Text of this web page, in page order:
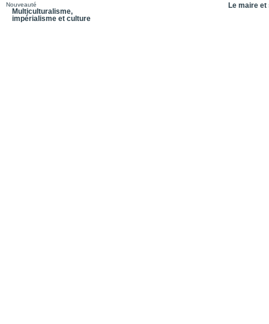
Nouveauté
Multiculturalisme,
impérialisme et culture
Le maire